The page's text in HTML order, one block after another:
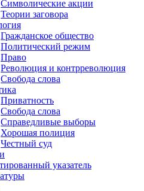
Символические акции
Теории заговора
Гражданское общество
Политический режим
Право
Революция и контрреволюция
Свобода слова
Приватность
Свобода слова
Справедливые выборы
Хорошая полиция
Честный суд
указатель